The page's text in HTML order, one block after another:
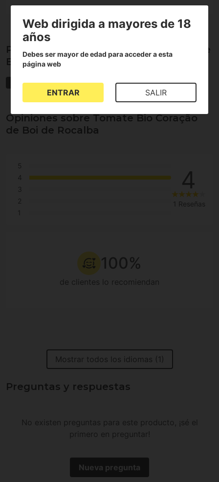
Propiedades de Tomate Bio Coração de
Boi de Rocalba
Semillas Ecológicas Semillas Rocalba
Opiniones sobre Tomate Bio Coração
de Boi de Rocalba
5
4
3
2
1
4
1 Reseñas
100%
de clientes lo recomiendan
Mostrar todos los idiomas (1)
Preguntas y respuestas
No existen preguntas para este producto, ¡sé el
primero en preguntar!
Nueva pregunta
Web dirigida a mayores de 18
años
Debes ser mayor de edad para acceder a esta
página web
ENTRAR SALIR